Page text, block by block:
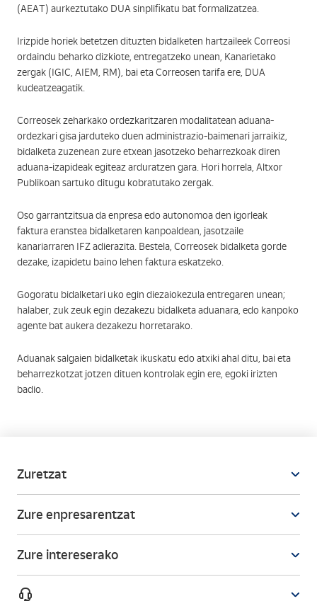
(AEAT) aurkeztutako DUA sinplifikatu bat formalizatzea.
Irizpide horiek betetzen dituzten bidalketen hartzaileek Correosi
ordaindu beharko dizkiote, entregatzeko unean, Kanarietako
zergak (IGIC, AIEM, RM), bai eta Correosen tarifa ere, DUA
kudeatzeagatik.
Correosek zeharkako ordezkaritzaren modalitatean aduana-
ordezkari gisa jarduteko duen administrazio-baimenari jarraikiz,
bidalketa zuzenean zure etxean jasotzeko beharrezkoak diren
aduana-izapideak egiteaz arduratzen gara. Hori horrela, Altxor
Publikoan sartuko ditugu kobratutako zergak.
Oso garrantzitsua da enpresa edo autonomoa den igorleak
faktura eranstea bidalketaren kanpoaldean, jasotzaile
kanariarraren IFZ adierazita. Bestela, Correosek bidalketa gorde
dezake, izapidetu baino lehen faktura eskatzeko.
Gogoratu bidalketari uko egin diezaiokezula entregaren unean;
halaber, zuk zeuk egin dezakezu bidalketa aduanara, edo kanpoko
agente bat aukera dezakezu horretarako.
Aduanak salgaien bidalketak ikuskatu edo atxiki ahal ditu, bai eta
beharrezkotzat jotzen dituen kontrolak egin ere, egoki irizten
badio.
Zuretzat
Zure enpresarentzat
Zure intereserako